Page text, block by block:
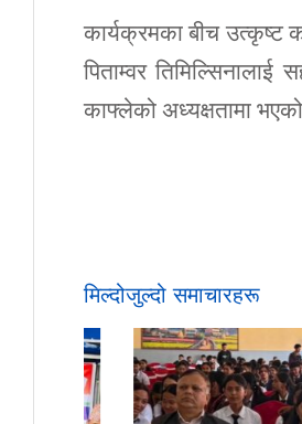
कार्यक्रमका बीच उत्कृष्ट
पिताम्वर
काफ्लेको अध्यक्षतामा
मिल्दोजुल्दो समाचारहरू